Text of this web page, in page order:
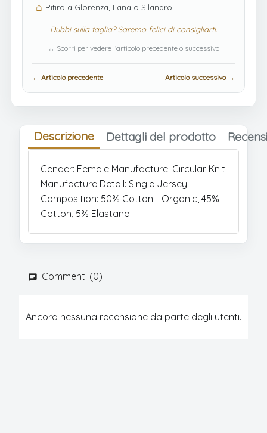
⌂ Ritiro a Glorenza, Lana o Silandro
Dubbi sulla taglia? Saremo felici di consigliarti.
↔ Scorri per vedere l’articolo precedente o successivo
← Articolo precedente Articolo successivo →
Descrizione Dettagli del prodotto
Gender: Female Manufacture: Circular Knit
Manufacture Detail: Single Jersey
Composition: 50% Cotton - Organic, 45%
Cotton, 5% Elastane
Commenti (0)
Ancora nessuna recensione da parte degli utenti.